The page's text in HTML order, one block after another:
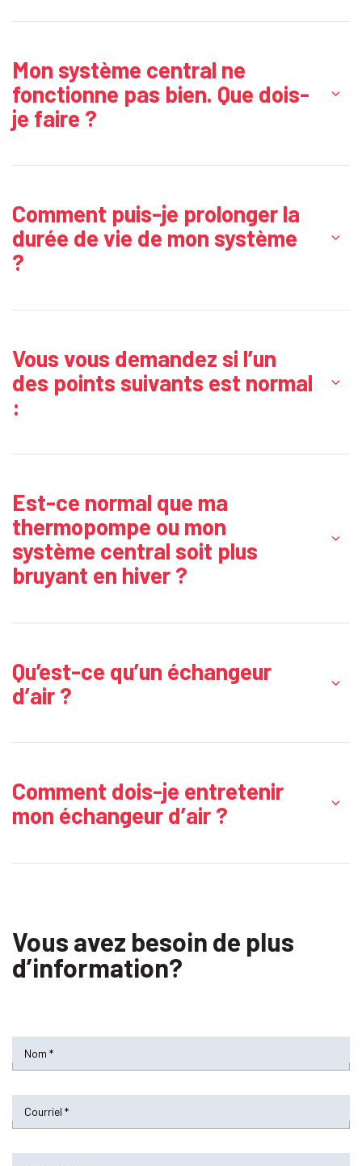
Mon système central ne
fonctionne pas bien. Que dois-
je faire ?
Comment puis-je prolonger la
durée de vie de mon système
?
Vous vous demandez si l’un
des points suivants est normal
:
Est-ce normal que ma
thermopompe ou mon
système central soit plus
bruyant en hiver ?
Qu’est-ce qu’un échangeur
d’air ?
Comment dois-je entretenir
mon échangeur d’air ?
Vous avez besoin de plus
d’information?